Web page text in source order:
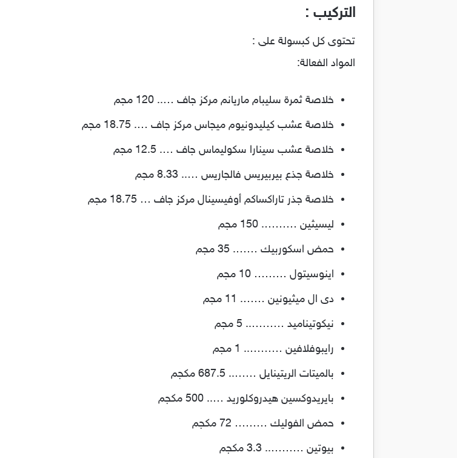
التركيب :
تحتوى كل كبسولة على :
المواد الفعالة:
خلاصة ثمرة سليبام ماريانم مركز جاف ….. 120 مجم
خلاصة عشب كيليدونيوم ميجاس مركز جاف …. 18.75 مجم
خلاصة عشب سينارا سكوليماس جاف …. 12.5 مجم
خلاصة جذع بيربيريس فالجاريس ….. 8.33 مجم
خلاصة جذر تاراكساكم أوفيسينال مركز جاف … 18.75 مجم
ليسيثين ………. 150 مجم
حمض اسكوربيك ……. 35 مجم
اينوسيتول ……… 10 مجم
دى ال ميثيونين ……. 11 مجم
نيكوتيناميد ……….. 5 مجم
رايبوفلافين ……….. 1 مجم
بالميتات الريتينايل …….. 687.5 مكجم
بايريدوكسين هيدروكلوريد ….. 500 مكجم
حمض الفوليك ……… 72 مكجم
بيوتين ……….. 3.3 مكجم